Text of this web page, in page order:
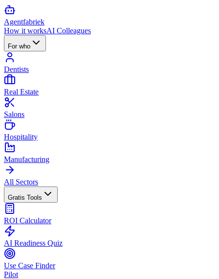
Agentfabriek
How it worksAI Colleagues
For who
Dentists
Real Estate
Salons
Hospitality
Manufacturing
All Sectors
Gratis Tools
ROI Calculator
AI Readiness Quiz
Use Case Finder
Pilot